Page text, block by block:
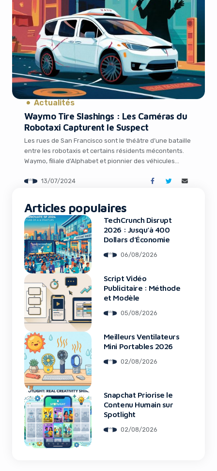
Actualités
Waymo Tire Slashings : Les Caméras du
Robotaxi Capturent le Suspect
Les rues de San Francisco sont le théâtre d’une bataille
entre les robotaxis et certains résidents mécontents.
Waymo, filiale d’Alphabet et pionnier des véhicules
juin dernier, pas moins de 17 de ses robotaxis ont vu
13/07/2024
Articles populaires
TechCrunch Disrupt
2026 : Jusqu’à 400
Dollars d’Économie
06/08/2026
Script Vidéo
Publicitaire : Méthode
et Modèle
05/08/2026
Meilleurs Ventilateurs
Mini Portables 2026
02/08/2026
Snapchat Priorise le
Contenu Humain sur
Spotlight
02/08/2026